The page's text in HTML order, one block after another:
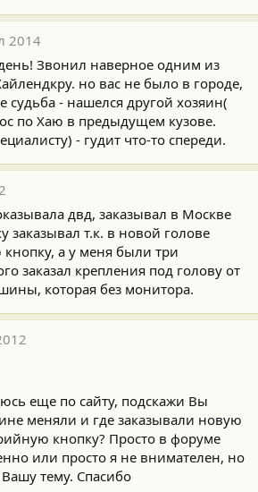
2014
Звонил наверное одним из
но вас не было в городе,
судьба - нашелся другой хозяин(
по Хаю в предыдущем кузове.
- гудит что-то спереди.
двд, заказывал в Москве
заказывал т.к. в новой голове
а у меня были три
заказал крепления под голову от
которая без монитора.
еще по сайту, подскажи Вы
меняли и где заказывали новую
кнопку? Просто в форуме
или просто я не внимателен, но
тему. Спасибо